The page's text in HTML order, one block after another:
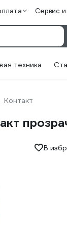
Сервис
техника
Контакт
В